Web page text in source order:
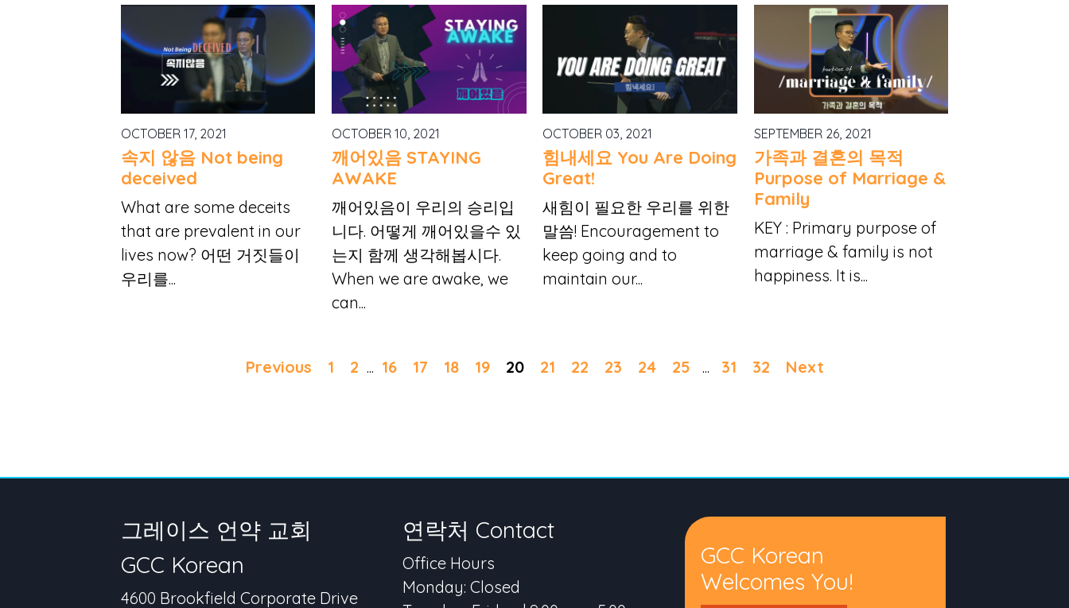
OCTOBER 17, 2021
속지 않음 Not being
deceived
What are some deceits
that are prevalent in our
lives now? 어떤 거짓들이
우리를...
OCTOBER 10, 2021
깨어있음 STAYING
AWAKE
깨어있음이 우리의 승리입
니다. 어떻게 깨어있을수 있
는지 함께 생각해봅시다.
When we are awake, we
can...
OCTOBER 03, 2021
힘내세요 You Are Doing
Great!
새힘이 필요한 우리를 위한
말씀! Encouragement to
keep going and to
maintain our...
SEPTEMBER 26, 2021
가족과 결혼의 목적
Purpose of Marriage &
Family
KEY : Primary purpose of
marriage & family is not
happiness. It is...
Previous 1 2 ... 16 17 18 19 20 21 22 23 24 25 ... 31 32 Next
그레이스 언약 교회
GCC Korean
4600 Brookfield Corporate Drive
연락처 Contact
Office Hours
Monday: Closed
GCC Korean
Welcomes You!